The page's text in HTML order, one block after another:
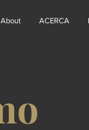
About ACERCA